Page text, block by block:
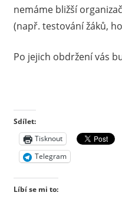
nemáme bližší
(např. testování žáků,
Po jejich obdržení vás
Sdílet:
Tisknout
Telegram
Líbí se mi to: